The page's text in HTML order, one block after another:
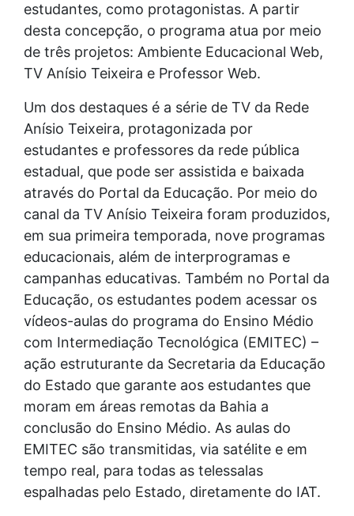
estudantes, como protagonistas. A partir
desta concepção, o programa atua por meio
de três projetos: Ambiente Educacional Web,
TV Anísio Teixeira e Professor Web.
Um dos destaques é a série de TV da Rede
Anísio Teixeira, protagonizada por
estudantes e professores da rede pública
estadual, que pode ser assistida e baixada
através do Portal da Educação. Por meio do
canal da TV Anísio Teixeira foram produzidos,
em sua primeira temporada, nove programas
educacionais, além de interprogramas e
campanhas educativas. Também no Portal da
Educação, os estudantes podem acessar os
vídeos-aulas do programa do Ensino Médio
com Intermediação Tecnológica (EMITEC) –
ação estruturante da Secretaria da Educação
do Estado que garante aos estudantes que
moram em áreas remotas da Bahia a
conclusão do Ensino Médio. As aulas do
EMITEC são transmitidas, via satélite e em
tempo real, para todas as telessalas
espalhadas pelo Estado, diretamente do IAT.